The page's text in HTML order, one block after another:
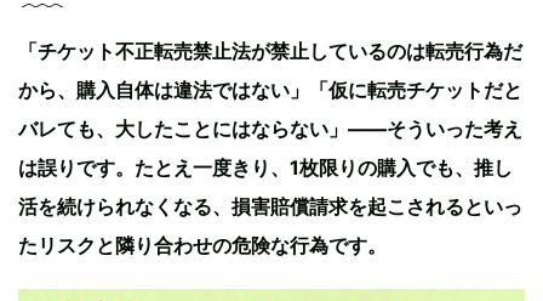
「チケット不正転売禁止法が禁止しているのは転売行為だ
から、購入自体は違法ではない」「仮に転売チケットだと
バレても、大したことにはならない」——そういった考え
は誤りです。たとえ一度きり、1枚限りの購入でも、推し
活を続けられなくなる、損害賠償請求を起こされるといっ
たリスクと隣り合わせの危険な行為です。